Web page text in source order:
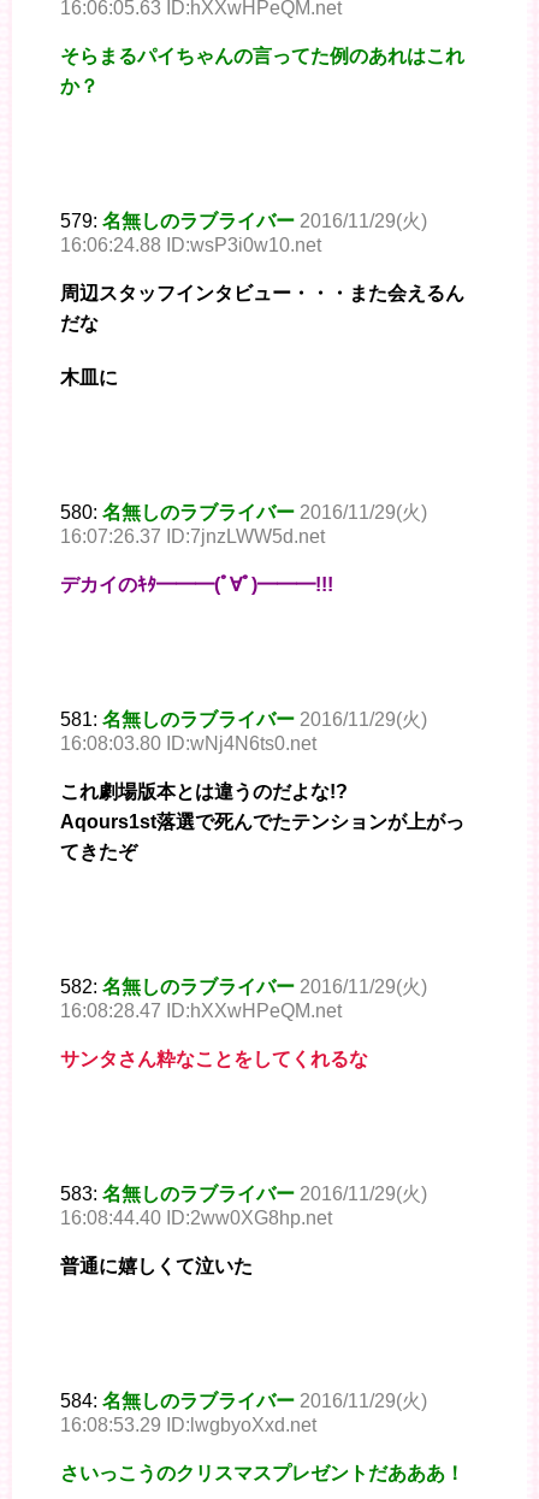
16:06:05.63 ID:hXXwHPeQM.net
そらまるパイちゃんの言ってた例のあれはこれ
か？
579: 名無しのラブライバー 2016/11/29(火)
16:06:24.88 ID:wsP3i0w10.net
周辺スタッフインタビュー・・・また会えるん
だな
木皿に
580: 名無しのラブライバー 2016/11/29(火)
16:07:26.37 ID:7jnzLWW5d.net
デカイのｷﾀ━━━(ﾟ∀ﾟ)━━━!!!
581: 名無しのラブライバー 2016/11/29(火)
16:08:03.80 ID:wNj4N6ts0.net
これ劇場版本とは違うのだよな!?
Aqours1st落選で死んでたテンションが上がっ
てきたぞ
582: 名無しのラブライバー 2016/11/29(火)
16:08:28.47 ID:hXXwHPeQM.net
サンタさん粋なことをしてくれるな
583: 名無しのラブライバー 2016/11/29(火)
16:08:44.40 ID:2ww0XG8hp.net
普通に嬉しくて泣いた
584: 名無しのラブライバー 2016/11/29(火)
16:08:53.29 ID:lwgbyoXxd.net
さいっこうのクリスマスプレゼントだあああ！